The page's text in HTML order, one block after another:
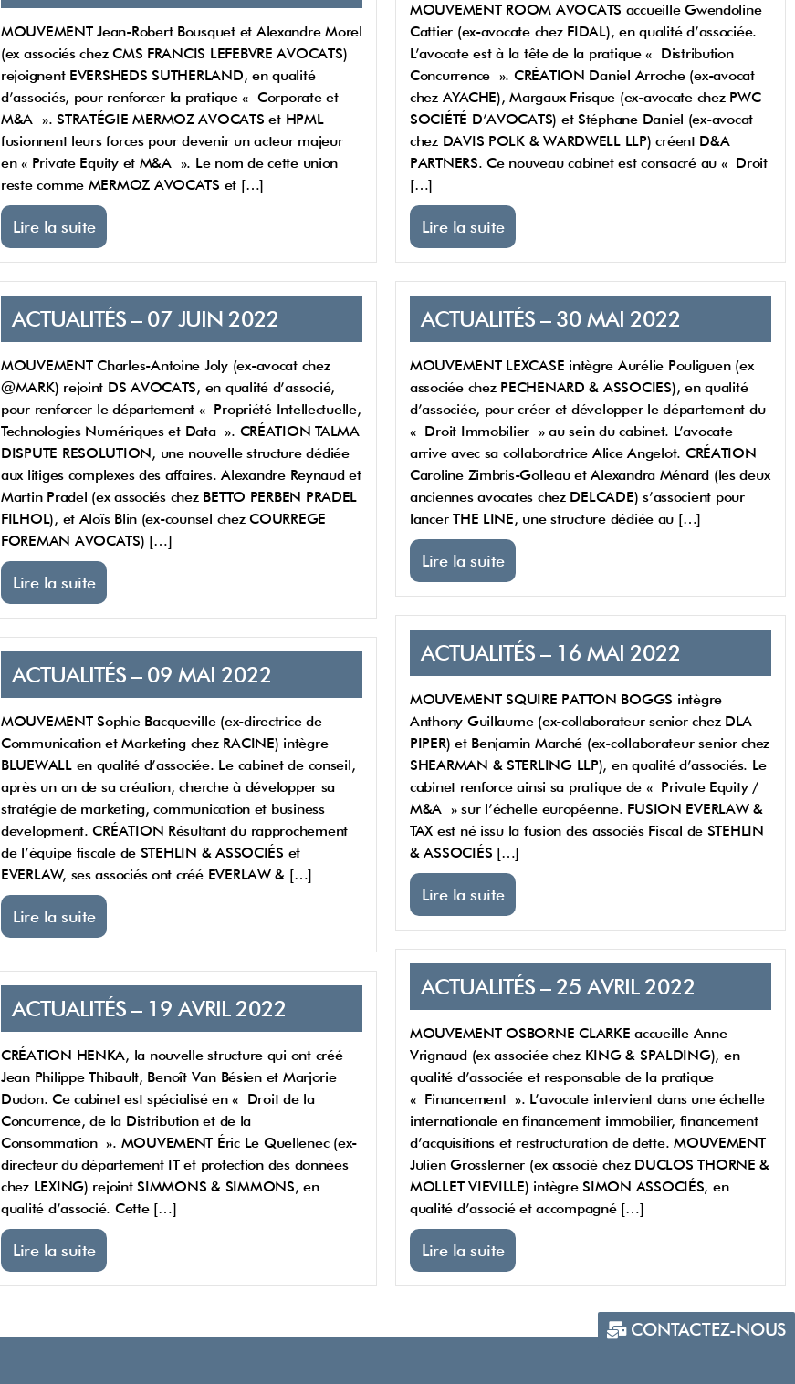
CONTACTEZ-NOUS
MOUVEMENT ROOM AVOCATS accueille Gwendoline
Cattier (ex-avocate chez FIDAL), en qualité d’associée.
L’avocate est à la tête de la pratique « Distribution
Concurrence ». CRÉATION Daniel Arroche (ex-avocat
chez AYACHE), Margaux Frisque (ex-avocate chez PWC
SOCIÉTÉ D’AVOCATS) et Stéphane Daniel (ex-avocat
chez DAVIS POLK & WARDWELL LLP) créent D&A
PARTNERS. Ce nouveau cabinet est consacré au « Droit
[…]
Lire la suite
MOUVEMENT Jean-Robert Bousquet et Alexandre Morel
(ex associés chez CMS FRANCIS LEFEBVRE AVOCATS)
rejoignent EVERSHEDS SUTHERLAND, en qualité
d’associés, pour renforcer la pratique « Corporate et
M&A ». STRATÉGIE MERMOZ AVOCATS et HPML
fusionnent leurs forces pour devenir un acteur majeur
en « Private Equity et M&A ». Le nom de cette union
reste comme MERMOZ AVOCATS et […]
Lire la suite
ACTUALITÉS – 07 JUIN 2022
MOUVEMENT Charles-Antoine Joly (ex-avocat chez
@MARK) rejoint DS AVOCATS, en qualité d’associé,
pour renforcer le département « Propriété Intellectuelle,
Technologies Numériques et Data ». CRÉATION TALMA
DISPUTE RESOLUTION, une nouvelle structure dédiée
aux litiges complexes des affaires. Alexandre Reynaud et
Martin Pradel (ex associés chez BETTO PERBEN PRADEL
FILHOL), et Aloïs Blin (ex-counsel chez COURREGE
FOREMAN AVOCATS) […]
Lire la suite
ACTUALITÉS – 30 MAI 2022
MOUVEMENT LEXCASE intègre Aurélie Pouliguen (ex
associée chez PECHENARD & ASSOCIES), en qualité
d’associée, pour créer et développer le département du
« Droit Immobilier » au sein du cabinet. L’avocate
arrive avec sa collaboratrice Alice Angelot. CRÉATION
Caroline Zimbris-Golleau et Alexandra Ménard (les deux
anciennes avocates chez DELCADE) s’associent pour
lancer THE LINE, une structure dédiée au […]
Lire la suite
ACTUALITÉS – 16 MAI 2022
MOUVEMENT SQUIRE PATTON BOGGS intègre
Anthony Guillaume (ex-collaborateur senior chez DLA
PIPER) et Benjamin Marché (ex-collaborateur senior chez
SHEARMAN & STERLING LLP), en qualité d’associés. Le
cabinet renforce ainsi sa pratique de « Private Equity /
M&A » sur l’échelle européenne. FUSION EVERLAW &
TAX est né issu la fusion des associés Fiscal de STEHLIN
& ASSOCIÉS […]
Lire la suite
ACTUALITÉS – 09 MAI 2022
MOUVEMENT Sophie Bacqueville (ex-directrice de
Communication et Marketing chez RACINE) intègre
BLUEWALL en qualité d’associée. Le cabinet de conseil,
après un an de sa création, cherche à développer sa
stratégie de marketing, communication et business
development. CRÉATION Résultant du rapprochement
de l’équipe fiscale de STEHLIN & ASSOCIÉS et
EVERLAW, ses associés ont créé EVERLAW & […]
Lire la suite
ACTUALITÉS – 25 AVRIL 2022
MOUVEMENT OSBORNE CLARKE accueille Anne
Vrignaud (ex associée chez KING & SPALDING), en
qualité d’associée et responsable de la pratique
« Financement ». L’avocate intervient dans une échelle
internationale en financement immobilier, financement
d’acquisitions et restructuration de dette. MOUVEMENT
Julien Grosslerner (ex associé chez DUCLOS THORNE &
MOLLET VIEVILLE) intègre SIMON ASSOCIÉS, en
qualité d’associé et accompagné […]
Lire la suite
ACTUALITÉS – 19 AVRIL 2022
CRÉATION HENKA, la nouvelle structure qui ont créé
Jean Philippe Thibault, Benoît Van Bésien et Marjorie
Dudon. Ce cabinet est spécialisé en « Droit de la
Concurrence, de la Distribution et de la
Consommation ». MOUVEMENT Éric Le Quellenec (ex-
directeur du département IT et protection des données
chez LEXING) rejoint SIMMONS & SIMMONS, en
qualité d’associé. Cette […]
Lire la suite